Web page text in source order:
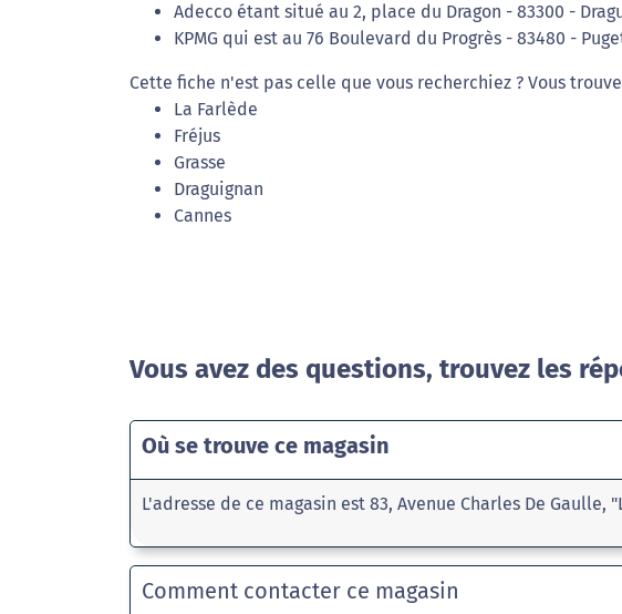
Adecco étant situé au 2, place du Dragon - 83300 -
KPMG qui est au 76 Boulevard du Progrès - 83480 -
Cette fiche n'est pas celle que vous recherchiez ? Vous
La Farlède
Fréjus
Grasse
Draguignan
Cannes
Vous avez des questions, trouvez les
Où se trouve ce magasin
L'adresse de ce magasin est 83, Avenue Charles De Gaulle,
Comment contacter ce magasin